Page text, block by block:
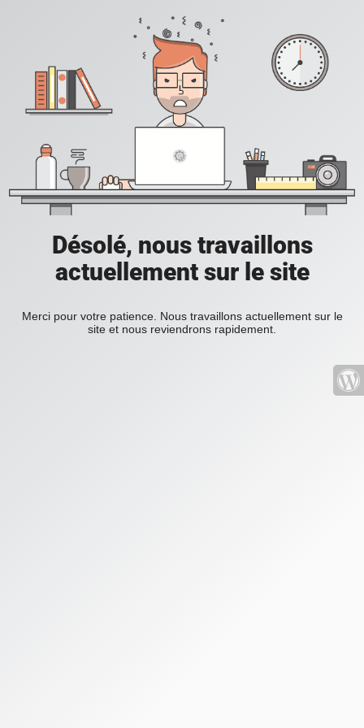
Désolé, nous travaillons
actuellement sur le site
Merci pour votre patience. Nous travaillons actuellement sur le
site et nous reviendrons rapidement.